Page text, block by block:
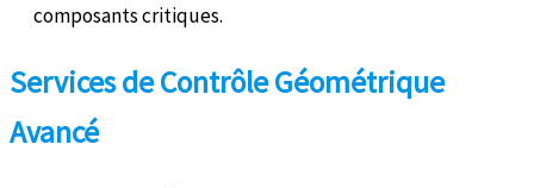
composants critiques.
Services de Contrôle Géométrique
Avancé